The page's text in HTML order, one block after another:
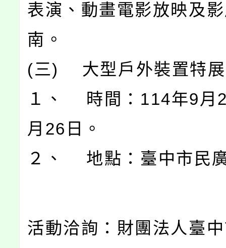
表演、動畫電影放映及
南。
(三) 大型戶外裝置特
１、 時間：114年9月
月26日。
２、 地點：臺中市民
活動洽詢：財團法人臺